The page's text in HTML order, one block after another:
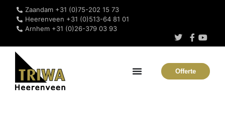
Zaandam +31 (0)75-202 15 73
Heerenveen +31 (0)513-64 81 01
Arnhem +31 (0)26-379 03 93
Offerte